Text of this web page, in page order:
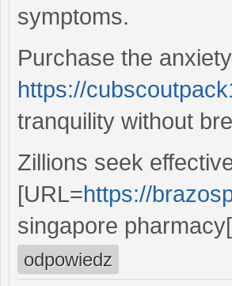
symptoms.
Purchase the
https://
tranquility without
Zillions seek
[URL=https://
singapore
odpowiedz